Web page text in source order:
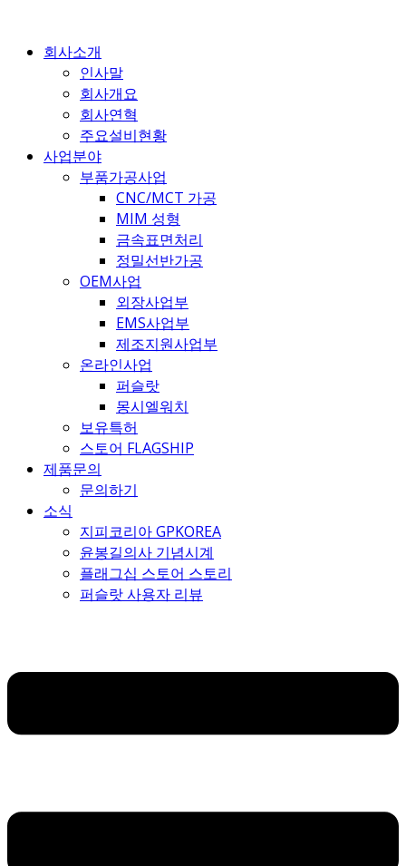
회사소개
인사말
회사개요
회사연혁
주요설비현황
사업분야
부품가공사업
CNC/MCT 가공
MIM 성형
금속표면처리
정밀선반가공
OEM사업
외장사업부
EMS사업부
제조지원사업부
온라인사업
퍼슬랏
몽시엘워치
보유특허
스토어 FLAGSHIP
제품문의
문의하기
소식
지피코리아 GPKOREA
윤봉길의사 기념시계
플래그십 스토어 스토리
퍼슬랏 사용자 리뷰